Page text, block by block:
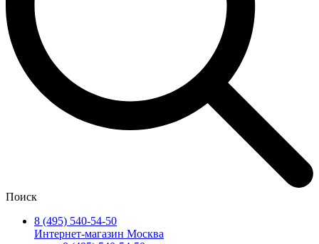
Поиск
8 (495) 540-54-50
Интернет-магазин Москва